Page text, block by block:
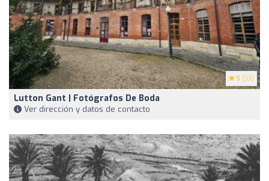
5 (33)
Lutton Gant | Fotógrafos De Boda
Ver dirección y datos de contacto